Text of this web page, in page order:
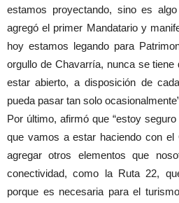
estamos proyectando, sino es
agregó el primer Mandatario y
hoy estamos legando para
orgullo de Chavarría, nunca se
estar abierto, a disposición de
pueda pasar tan solo
Por último, afirmó que “estoy
que vamos a estar haciendo con el
agregar otros elementos que
conectividad, como la Ruta 22,
porque es necesaria para el